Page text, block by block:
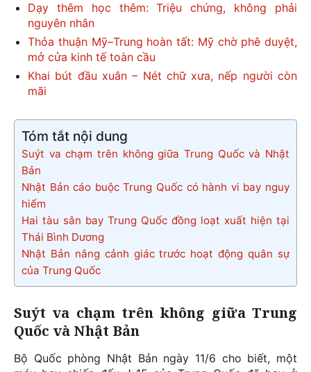
Dạy thêm học thêm: Triệu chứng, không phải
nguyên nhân
Thỏa thuận Mỹ–Trung hoàn tất: Mỹ chờ phê duyệt,
mở cửa kinh tế toàn cầu
Khai bút đầu xuân – Nét chữ xưa, nếp người còn
mãi
Tóm tắt nội dung
Suýt va chạm trên không giữa Trung Quốc và Nhật
Bản
Nhật Bản cáo buộc Trung Quốc có hành vi bay nguy
hiểm
Hai tàu sân bay Trung Quốc đồng loạt xuất hiện tại
Thái Bình Dương
Nhật Bản nâng cảnh giác trước hoạt động quân sự
của Trung Quốc
Suýt va chạm trên không giữa Trung
Quốc và Nhật Bản
Bộ Quốc phòng Nhật Bản ngày 11/6 cho biết, một